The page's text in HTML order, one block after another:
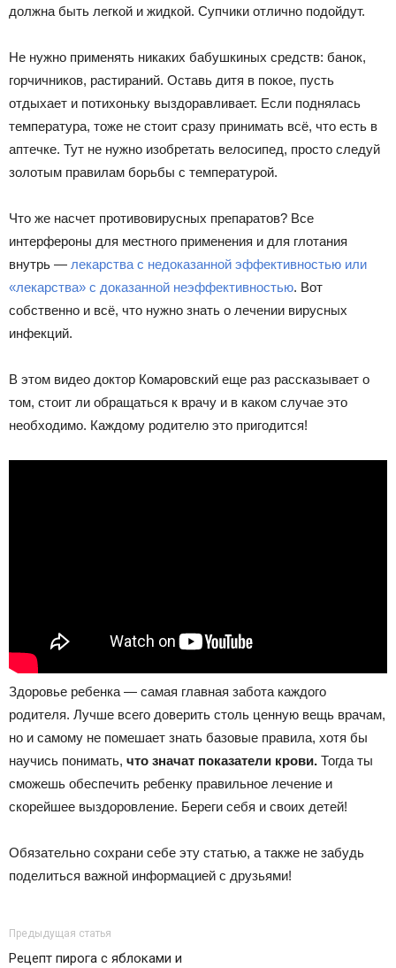
должна быть легкой и жидкой. Супчики отлично подойдут.
Не нужно применять никаких бабушкиных средств: банок,
горчичников, растираний. Оставь дитя в покое, пусть
отдыхает и потихоньку выздоравливает. Если поднялась
температура, тоже не стоит сразу принимать всё, что есть в
аптечке. Тут не нужно изобретать велосипед, просто следуй
золотым правилам борьбы с температурой.
Что же насчет противовирусных препаратов? Все
интерфероны для местного применения и для глотания
внутрь — лекарства с недоказанной эффективностью или
«лекарства» с доказанной неэффективностью. Вот
собственно и всё, что нужно знать о лечении вирусных
инфекций.
В этом видео доктор Комаровский еще раз рассказывает о
том, стоит ли обращаться к врачу и в каком случае это
необходимо. Каждому родителю это пригодится!
Здоровье ребенка — самая главная забота каждого
родителя. Лучше всего доверить столь ценную вещь врачам,
но и самому не помешает знать базовые правила, хотя бы
научись понимать, что значат показатели крови. Тогда ты
сможешь обеспечить ребенку правильное лечение и
скорейшее выздоровление. Береги себя и своих детей!
Обязательно сохрани себе эту статью, а также не забудь
поделиться важной информацией с друзьями!
Предыдущая статья
Рецепт пирога с яблоками и